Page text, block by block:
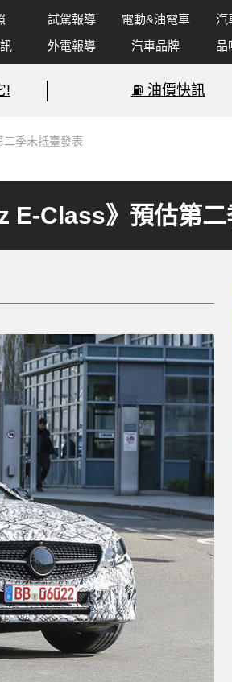
試駕報導 電動&油電車 汽
外電報導 汽車品牌 品
! ⛽️ 油價快訊
季末抵臺發表
Class》預估第二